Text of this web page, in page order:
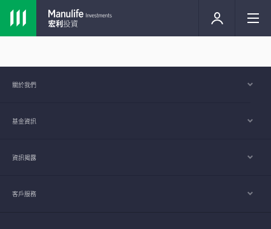
關於我們
基金資訊
資訊揭露
客戶服務